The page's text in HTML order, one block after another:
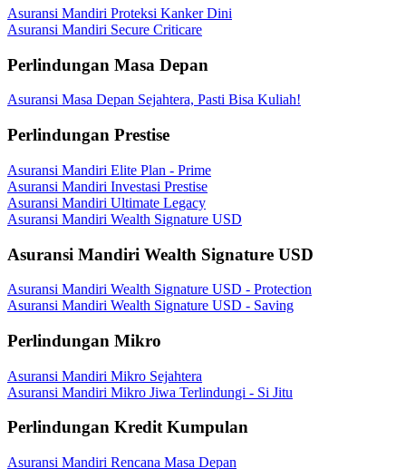
Asuransi Mandiri Proteksi Kanker Dini
Asuransi Mandiri Secure Criticare
Perlindungan Masa Depan
Asuransi Masa Depan Sejahtera, Pasti Bisa Kuliah!
Perlindungan Prestise
Asuransi Mandiri Elite Plan - Prime
Asuransi Mandiri Investasi Prestise
Asuransi Mandiri Ultimate Legacy
Asuransi Mandiri Wealth Signature USD
Asuransi Mandiri Wealth Signature USD
Asuransi Mandiri Wealth Signature USD - Protection
Asuransi Mandiri Wealth Signature USD - Saving
Perlindungan Mikro
Asuransi Mandiri Mikro Sejahtera
Asuransi Mandiri Mikro Jiwa Terlindungi - Si Jitu
Perlindungan Kredit Kumpulan
Asuransi Mandiri Rencana Masa Depan